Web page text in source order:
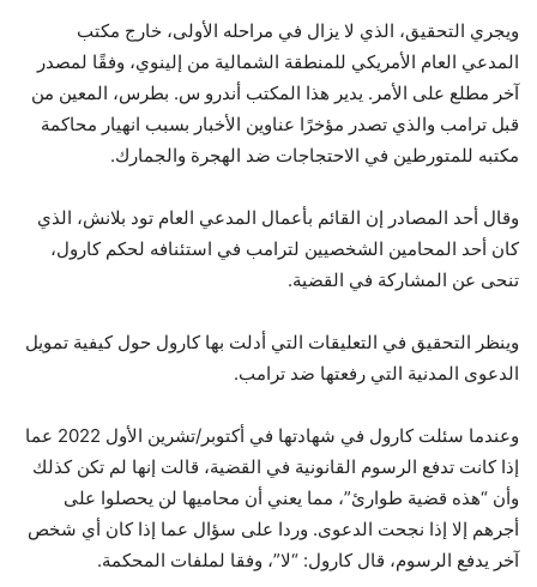
ويجري التحقيق، الذي لا يزال في مراحله الأولى، خارج مكتب
المدعي العام الأمريكي للمنطقة الشمالية من إلينوي، وفقًا لمصدر
آخر مطلع على الأمر. يدير هذا المكتب أندرو س. بطرس، المعين من
قبل ترامب والذي تصدر مؤخرًا عناوين الأخبار بسبب انهيار محاكمة
مكتبه للمتورطين في الاحتجاجات ضد الهجرة والجمارك.
وقال أحد المصادر إن القائم بأعمال المدعي العام تود بلانش، الذي
كان أحد المحامين الشخصيين لترامب في استئنافه لحكم كارول،
تنحى عن المشاركة في القضية.
وينظر التحقيق في التعليقات التي أدلت بها كارول حول كيفية تمويل
الدعوى المدنية التي رفعتها ضد ترامب.
وعندما سئلت كارول في شهادتها في أكتوبر/تشرين الأول 2022 عما
إذا كانت تدفع الرسوم القانونية في القضية، قالت إنها لم تكن كذلك
وأن “هذه قضية طوارئ”، مما يعني أن محاميها لن يحصلوا على
أجرهم إلا إذا نجحت الدعوى. وردا على سؤال عما إذا كان أي شخص
آخر يدفع الرسوم، قال كارول: “لا”، وفقا لملفات المحكمة.